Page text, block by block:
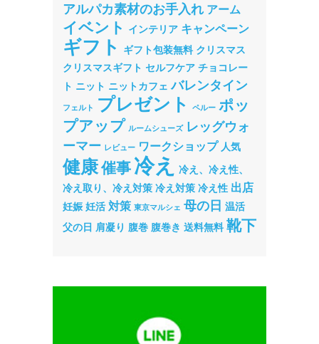
アルパカ素材のお手入れ アーム
イベント インテリア キャンペーン
ギフト ギフト包装無料 クリスマス
クリスマスギフト セルフケア チョコレー
ト ニット ニットカフェ バレンタイン
フェルト プレゼント ペルー ポッ
プアップ ルームシューズ レッグウォ
ーマー レビュー ワークショップ 人気
健康催事 冷え
冷え、冷え性、
冷え取り、冷え対策 冷え対策 冷え性 出店
妊娠 妊活 対策 東京マルシェ 母の日 温活
父の日 肩凝り 腹巻 腹巻き 送料無料 靴下